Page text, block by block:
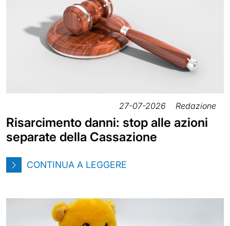
27-07-2026 Redazione
Risarcimento danni: stop alle azioni
separate della Cassazione
CONTINUA A LEGGERE